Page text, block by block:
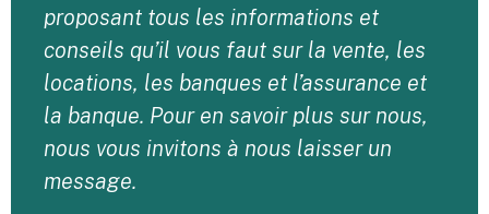
proposant tous les informations et
conseils qu’il vous faut sur la vente, les
locations, les banques et l’assurance et
la banque. Pour en savoir plus sur nous,
nous vous invitons à nous laisser un
message.